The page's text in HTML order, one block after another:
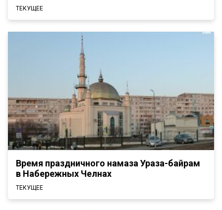
ТЕКУЩЕЕ
Время праздничного намаза Ураза-байрам
в Набережных Челнах
ТЕКУЩЕЕ